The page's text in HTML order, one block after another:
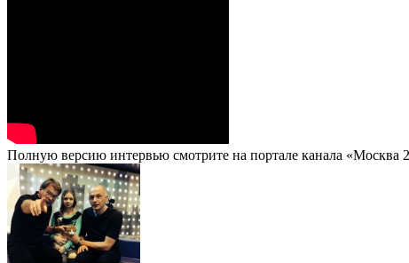
Полную версию интервью смотрите на портале канала «Москва